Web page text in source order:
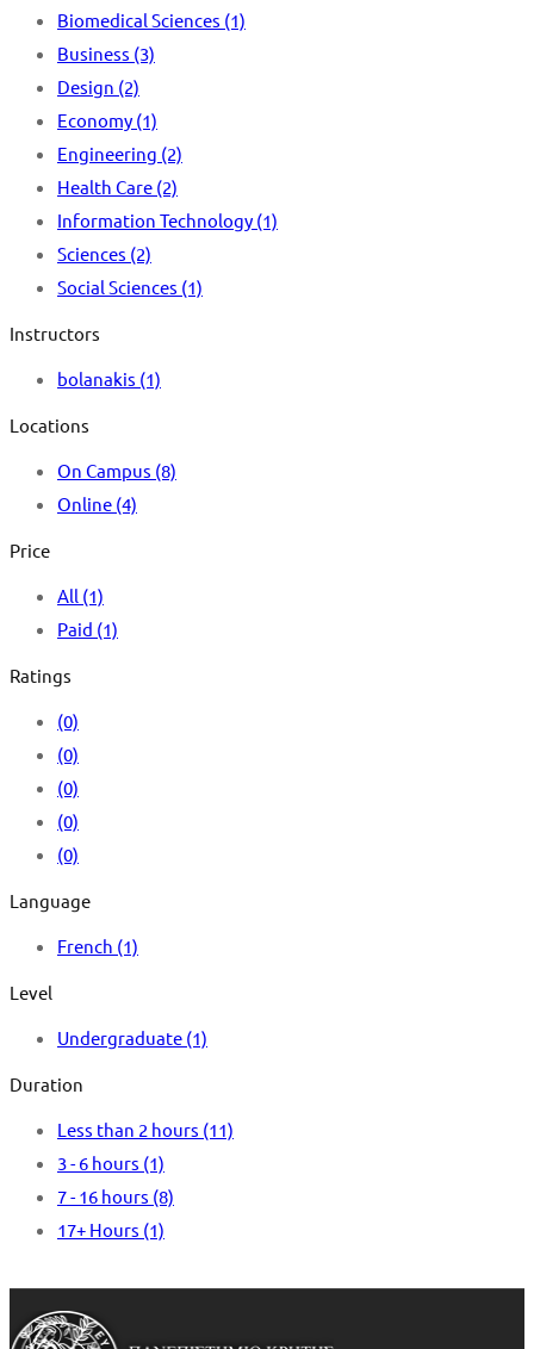
Biomedical Sciences (1)
Business (3)
Design (2)
Economy (1)
Engineering (2)
Health Care (2)
Information Technology (1)
Sciences (2)
Social Sciences (1)
Instructors
bolanakis (1)
Locations
On Campus (8)
Online (4)
Price
All (1)
Paid (1)
Ratings
(0)
(0)
(0)
(0)
(0)
Language
French (1)
Level
Undergraduate (1)
Duration
Less than 2 hours (11)
3 - 6 hours (1)
7 - 16 hours (8)
17+ Hours (1)